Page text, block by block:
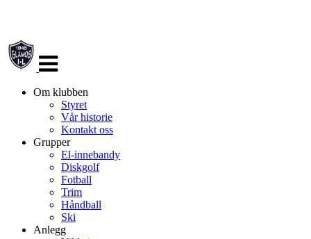
navigasjon
Om klubben
Styret
Vår historie
Kontakt oss
Grupper
El-innebandy
Diskgolf
Fotball
Trim
Håndball
Ski
Anlegg